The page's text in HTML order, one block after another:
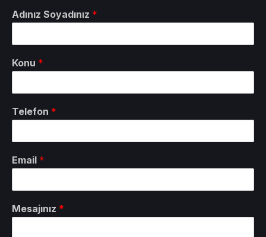
Adınız Soyadınız *
Konu *
Telefon *
Email *
Mesajınız *